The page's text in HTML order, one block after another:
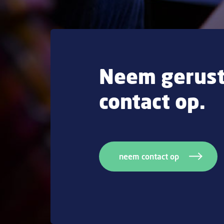
Neem
contact op.
neem contact op